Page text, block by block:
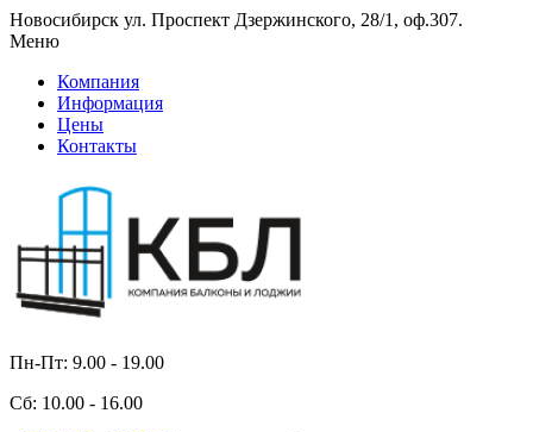
Новосибирск ул. Проспект Дзержинского, 28/1, оф.307.
Меню
Компания
Информация
Цены
Контакты
Пн-Пт: 9.00 - 19.00
Сб: 10.00 - 16.00